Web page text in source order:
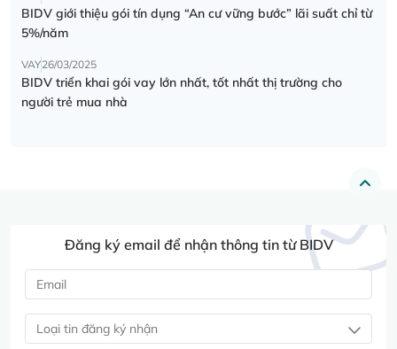
BIDV giới thiệu gói tín dụng “An cư vững bước” lãi suất chỉ từ
5%/năm
VAY26/03/2025
BIDV triển khai gói vay lớn nhất, tốt nhất thị trường cho
người trẻ mua nhà
Đăng ký email để nhận thông tin từ BIDV
Loại tin đăng ký nhận